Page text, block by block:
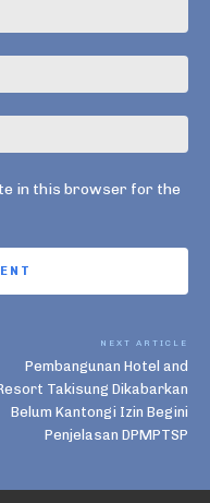
in this browser for the
NEXT ARTICLE
Pembangunan Hotel and
Takisung Dikabarkan
Belum Kantongi Izin Begini
Penjelasan DPMPTSP